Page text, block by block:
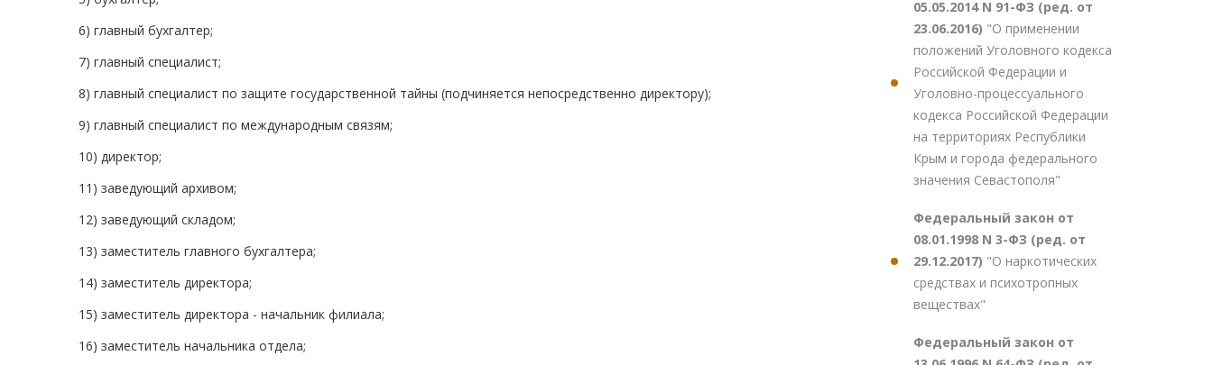
6) главный бухгалтер;
7) главный специалист;
8) главный специалист по защите государственной тайны (подчиняется непосредственно директору);
9) главный специалист по международным связям;
10) директор;
11) заведующий архивом;
12) заведующий складом;
13) заместитель главного бухгалтера;
14) заместитель директора;
15) заместитель директора - начальник филиала;
16) заместитель начальника отдела;
05.05.2014 N 91-ФЗ (ред. от
23.06.2016) "О применении
положений Уголовного кодекса
Российской Федерации и
Уголовно-процессуального
кодекса Российской Федерации
на территориях Республики
Крым и города федерального
значения Севастополя"
Федеральный закон от
08.01.1998 N 3-ФЗ (ред. от
29.12.2017) "О наркотических
средствах и психотропных
веществах"
Федеральный закон от